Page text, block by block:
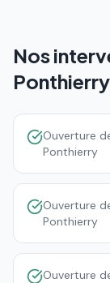
Nos
Ponthierry
Ouverture
Ponthierry
Ouverture
Ponthierry
Ouverture